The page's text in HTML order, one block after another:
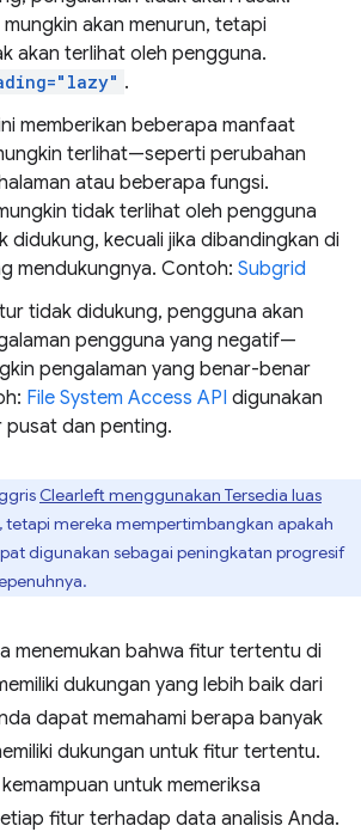
mungkin akan menurun, tetapi
akan terlihat oleh pengguna.
.
memberikan beberapa manfaat
terlihat—seperti perubahan
atau beberapa fungsi.
tidak terlihat oleh pengguna
didukung, kecuali jika dibandingkan di
mendukungnya. Contoh: Subgrid
tidak didukung, pengguna akan
pengguna yang negatif—
pengalaman yang benar-benar
File System Access API digunakan
pusat dan penting.
Clearleft menggunakan Tersedia luas
, tetapi mereka mempertimbangkan apakah
digunakan sebagai peningkatan progresif
menemukan bahwa fitur tertentu di
dukungan yang lebih baik dari
dapat memahami berapa banyak
dukungan untuk fitur tertentu.
untuk memeriksa
fitur terhadap data analisis Anda.